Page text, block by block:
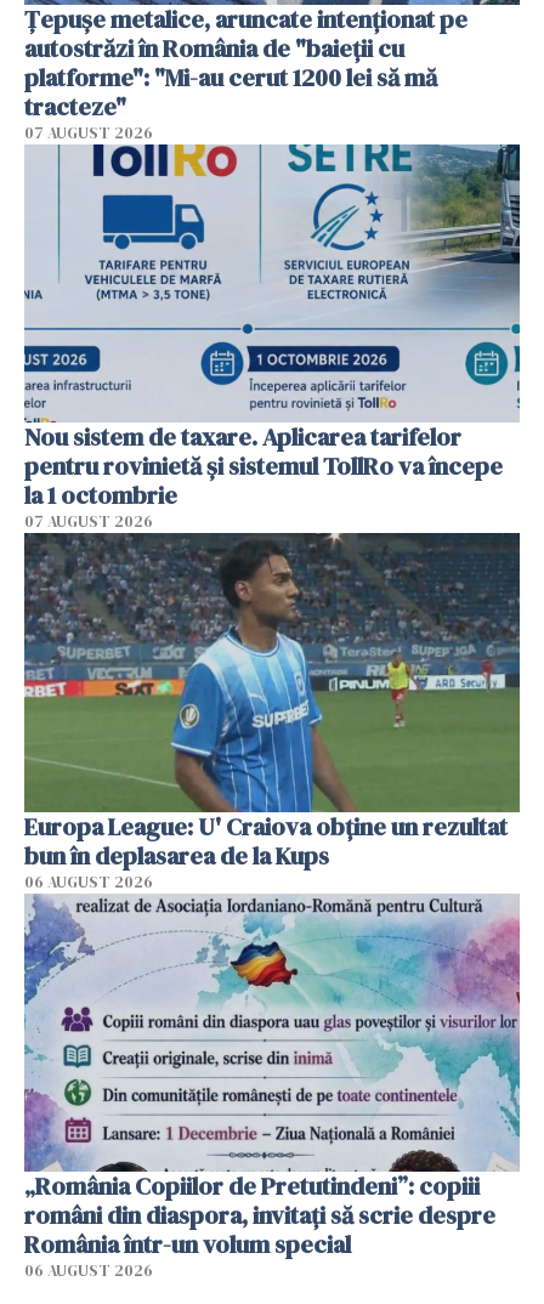
Țepușe metalice, aruncate intenționat pe
autostrăzi în România de "baieții cu
platforme": "Mi-au cerut 1200 lei să mă
tracteze"
07 AUGUST 2026
Nou sistem de taxare. Aplicarea tarifelor
pentru rovinietă şi sistemul TollRo va începe
la 1 octombrie
07 AUGUST 2026
Europa League: U' Craiova obține un rezultat
bun în deplasarea de la Kups
06 AUGUST 2026
„România Copiilor de Pretutindeni”: copiii
români din diaspora, invitați să scrie despre
România într-un volum special
06 AUGUST 2026